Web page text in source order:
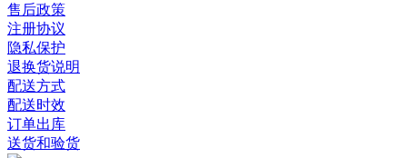
售后政策
注册协议
隐私保护
退换货说明
配送方式
配送时效
订单出库
送货和验货